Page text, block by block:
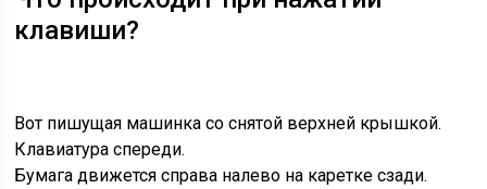
клавиши?
Вот пишущая машинка со снятой верхней крышкой.
Клавиатура спереди.
Бумага движется справа налево на каретке сзади.